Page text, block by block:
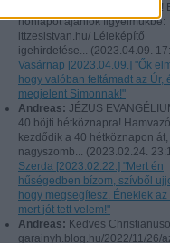
Tisztelt Látogatóim!
honlapot ajánlok figyelmükbe:
ittzesistvan.hu/ Léleképítő
igehirdetése... (2023.04.09.
Vasárnap [2023.04.09.] "Ők
hogy valóban feltámadt az Úr,
megjelent Simonnak!"
Andreas: JÉZUS
40 böjti hétköznapra!
kezdődik a 40 hétköznapon át,
nagyszomb... (2023.02.24.
Szerda [2023.02.22.] "Mert én
hűségedben bízom, szívből
hogy megsegítesz. Éneklek az
mert jót tett velem!"
Andreas: Kedves
garainyh.blog.hu/2022/11/26/